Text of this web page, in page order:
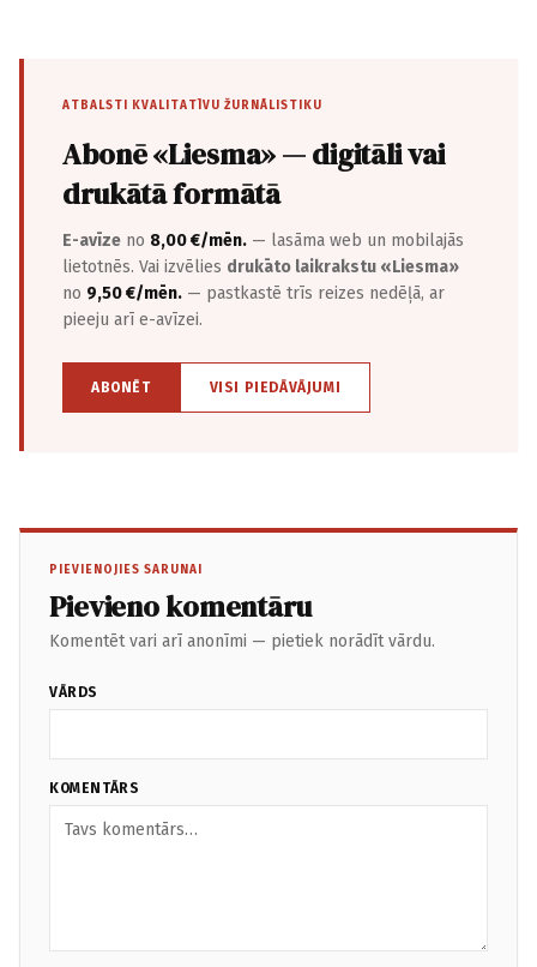
ATBALSTI KVALITATĪVU ŽURNĀLISTIKU
Abonē «Liesma» — digitāli vai
drukātā formātā
E-avīze no 8,00 €/mēn. — lasāma web un mobilajās
lietotnēs. Vai izvēlies drukāto laikrakstu «Liesma»
no 9,50 €/mēn. — pastkastē trīs reizes nedēļā, ar
pieeju arī e-avīzei.
ABONĒT VISI PIEDĀVĀJUMI
PIEVIENOJIES SARUNAI
Pievieno komentāru
Komentēt vari arī anonīmi — pietiek norādīt vārdu.
VĀRDS
KOMENTĀRS